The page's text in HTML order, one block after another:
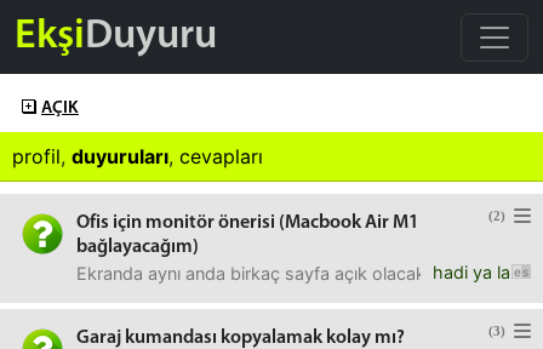
EkşiDuyuru
AÇIK
profil, duyuruları, cevapları
(2)
Ofis için monitör önerisi (Macbook Air M1
bağlayacağım)
hadi ya la
Ekranda aynı anda birkaç sayfa açık olacak. Akademik
(3)
Garaj kumandası kopyalamak kolay mı?